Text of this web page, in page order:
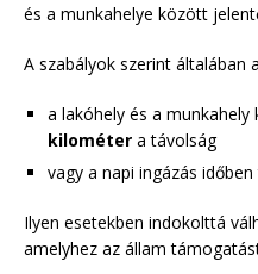
és a munkahelye között
A szabályok szerint általában
a lakóhely és a munkahely
kilométer a távolság
vagy a napi ingázás
Ilyen esetekben indokolttá
amelyhez az állam